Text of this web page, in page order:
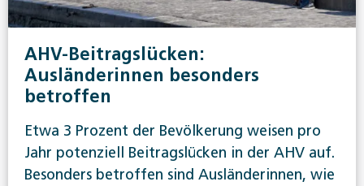
AHV-Beitragslücken:
Ausländerinnen besonders
betroffen
Etwa 3 Prozent der Bevölkerung weisen pro
Jahr potenziell Beitragslücken in der AHV auf.
Besonders betroffen sind Ausländerinnen, wie